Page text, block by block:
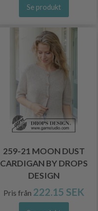
Se produkt
259-21 MOON DUST
CARDIGAN BY DROPS
DESIGN
Pris från 222.15 SEK